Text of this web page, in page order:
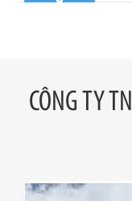
CÔNG TY